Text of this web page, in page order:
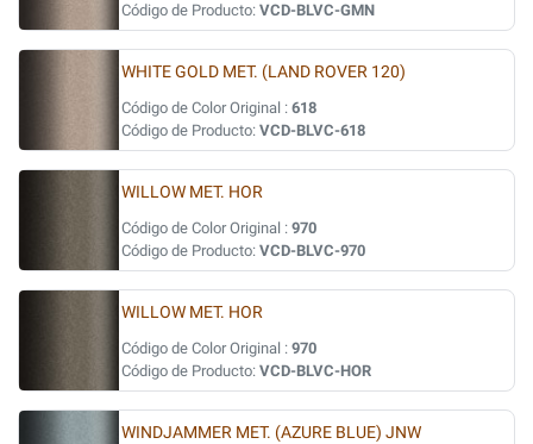
Código de Producto: VCD-BLVC-GMN
WHITE GOLD MET. (LAND ROVER 120)
Código de Color Original : 618
Código de Producto: VCD-BLVC-618
WILLOW MET. HOR
Código de Color Original : 970
Código de Producto: VCD-BLVC-970
WILLOW MET. HOR
Código de Color Original : 970
Código de Producto: VCD-BLVC-HOR
WINDJAMMER MET. (AZURE BLUE) JNW